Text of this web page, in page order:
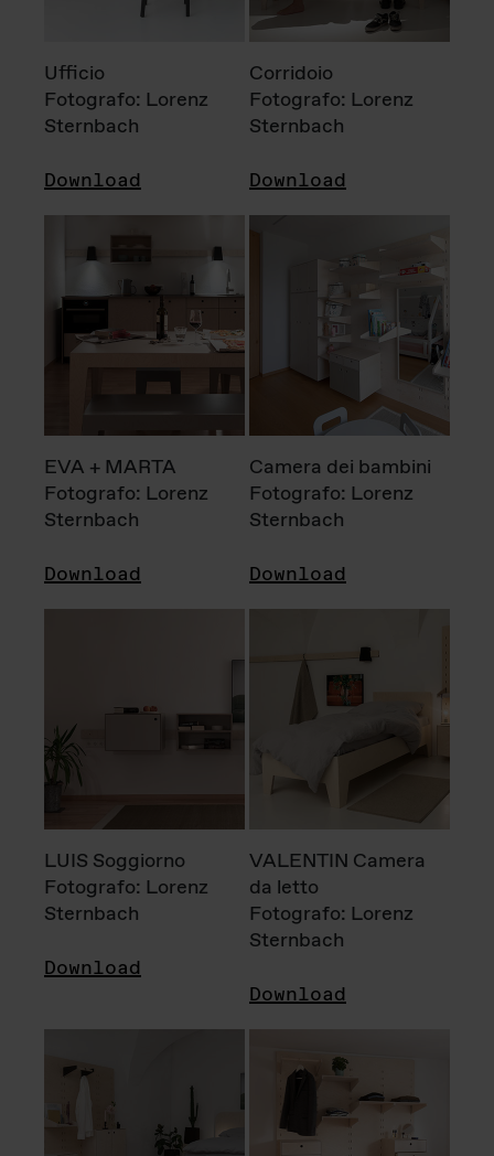
Ufficio
Fotografo: Lorenz
Sternbach
Download
Corridoio
Fotografo: Lorenz
Sternbach
Download
EVA + MARTA
Fotografo: Lorenz
Sternbach
Download
Camera dei bambini
Fotografo: Lorenz
Sternbach
Download
LUIS Soggiorno
Fotografo: Lorenz
Sternbach
Download
VALENTIN Camera
da letto
Fotografo: Lorenz
Sternbach
Download